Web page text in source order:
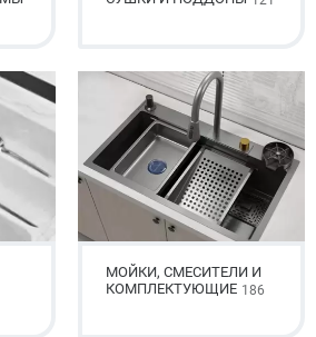
МОЙКИ, СМЕСИТЕЛИ И
КОМПЛЕКТУЮЩИЕ 186